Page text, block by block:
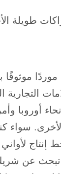
طويلة
موثوقًا
التجارية
أوروبا
الأخرى.
تبحث عن